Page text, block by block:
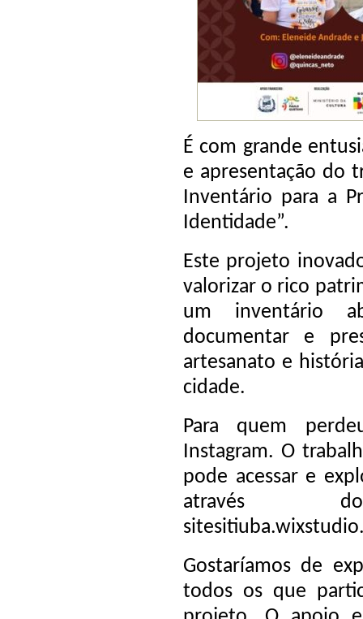
É com grande
e apresentação do
Inventário para a
Identidade”.
Este projeto
valorizar o rico
um inventário
documentar e
artesanato e
cidade.
Para quem
Instagram. O
pode acessar e
através
Gostaríamos de
todos os que